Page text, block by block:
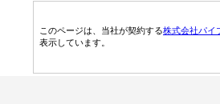
このページは、当社が契約する株式会社パイ
表示しています。